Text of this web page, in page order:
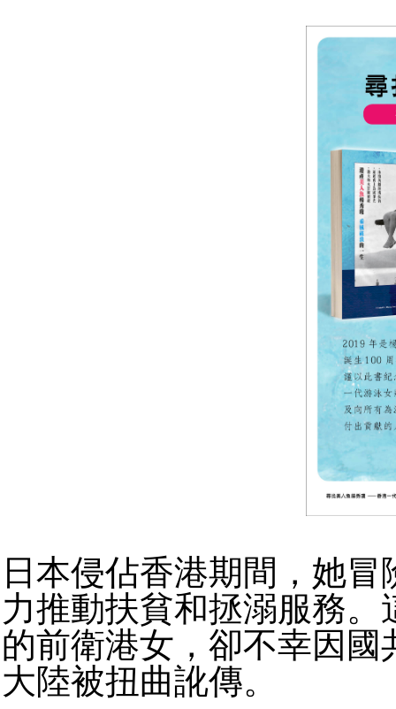
日本侵佔香港期間，她
力推動扶貧和拯溺服務
的前衛港女，卻不幸因
大陸被扭曲訛傳。